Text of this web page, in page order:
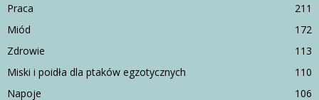
Praca
211
Miód
172
Zdrowie
113
Miski i poidła dla ptaków egzotycznych
110
Napoje
106